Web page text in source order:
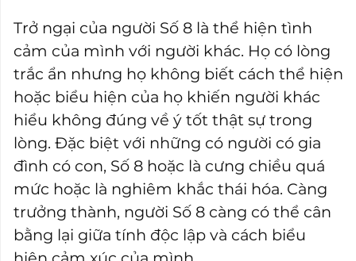
Trở ngại của người Số 8 là thể hiện tình
cảm của mình với người khác. Họ có lòng
trắc ẩn nhưng họ không biết cách thể hiện
hoặc biểu hiện của họ khiến người khác
hiểu không đúng về ý tốt thật sự trong
lòng. Đặc biệt với những có người có gia
đình có con, Số 8 hoặc là cưng chiều quá
mức hoặc là nghiêm khắc thái hóa. Càng
trưởng thành, người Số 8 càng có thể cân
bằng lại giữa tính độc lập và cách biểu